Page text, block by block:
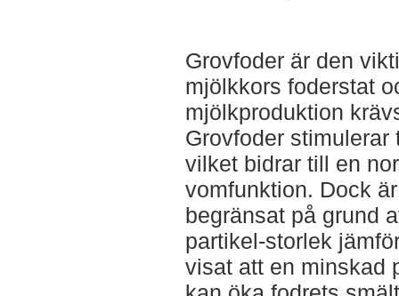
Grovfoder är den
mjölkkors foderstat
mjölkproduktion
Grovfoder
vilket bidrar till en
vomfunktion. Dock
begränsat på grund
partikel-storlek
visat att en minskad